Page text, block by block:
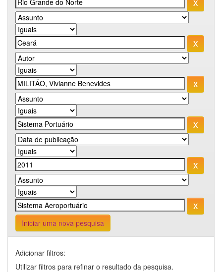
Iniciar uma nova pesquisa
Adicionar filtros:
Utilizar filtros para refinar o resultado da pesquisa.